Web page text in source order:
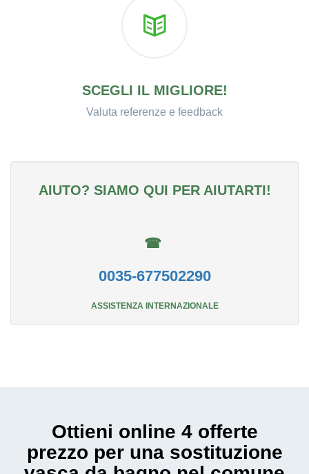
SCEGLI IL MIGLIORE!
Valuta referenze e feedback
AIUTO? SIAMO QUI PER AIUTARTI!
☎
0035-677502290
ASSISTENZA INTERNAZIONALE
Ottieni online 4 offerte
prezzo per una sostituzione